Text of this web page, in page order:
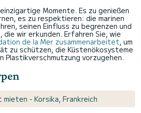
Momente. Es zu genießen
es zu respektieren: die marinen
seinen Einfluss zu begrenzen und
wir erkunden. Erfahren Sie, wie
de la Mer zusammenarbeitet, um
zu schützen, die Küstenökosysteme
Plastikverschmutzung vorzugehen.
mieten - Korsika, Frankreich